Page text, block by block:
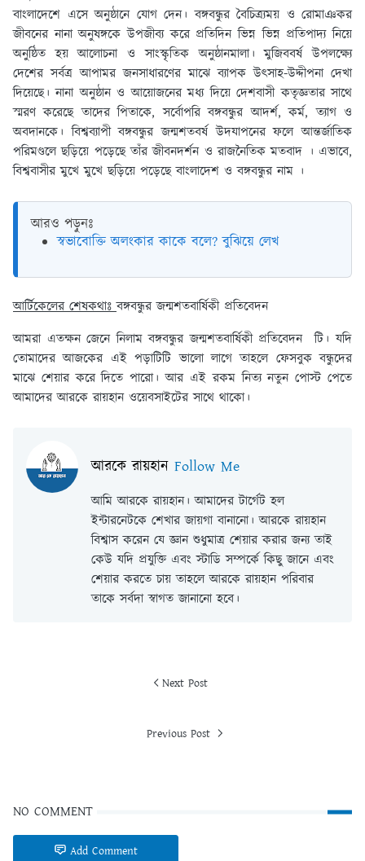
বাংলাদেশে এসে অনুষ্ঠানে যোগ দেন। বঙ্গবন্ধুর বৈচিত্র্যময় ও রোমাঞকর
জীবনের নানা অনুষঙ্গকে উপজীব্য করে প্রতিদিন ভিন্ন ভিন্ন প্রতিপাদ্য নিয়ে
অনুষ্ঠিত হয় আলোচনা ও সাংস্কৃতিক অনুষ্ঠানমালা। মুজিববর্ষ উপলক্ষ্যে
দেশের সর্বত্র আপামর জনসাধারণের মাঝে ব্যাপক উৎসাহ-উদ্দীপনা দেখা
দিয়েছে। নানা অনুষ্ঠান ও আয়োজনের মধ্য দিয়ে দেশবাসী কতৃজ্ঞতার সাথে
স্মরণ করেছে তাদের পিতাকে, সর্বোপরি বঙ্গবন্ধুর আদর্শ, কর্ম, ত্যাগ ও
অবদানকে। বিশ্বব্যাপী বঙ্গবন্ধুর জন্মশতবর্ষ উদযাপনের ফলে আন্তর্জাতিক
পরিমণ্ডলে ছড়িয়ে পড়েছে তাঁর জীবনদর্শন ও রাজনৈতিক মতবাদ । এভাবে,
বিশ্ববাসীর মুখে মুখে ছড়িয়ে পড়েছে বাংলাদেশ ও বঙ্গবন্ধুর নাম ।
আরও পড়ুনঃ
স্বভাবোক্তি অলংকার কাকে বলে? বুঝিয়ে লেখ
আর্টিকেলের শেষকথাঃবঙ্গবন্ধুর জন্মশতবার্ষিকী প্রতিবেদন
আমরা এতক্ষন জেনে নিলাম বঙ্গবন্ধুর জন্মশতবার্ষিকী প্রতিবেদন টি। যদি
তোমাদের আজকের এই পড়াটিটি ভালো লাগে তাহলে ফেসবুক বন্ধুদের
মাঝে শেয়ার করে দিতে পারো। আর এই রকম নিত্য নতুন পোস্ট পেতে
আমাদের আরকে রায়হান ওয়েবসাইটের সাথে থাকো।
আরকে রায়হান Follow Me
আমি আরকে রায়হান। আমাদের টার্গেট হল
ইন্টারনেটকে শেখার জায়গা বানানো। আরকে রায়হান
বিশ্বাস করেন যে জ্ঞান শুধুমাত্র শেয়ার করার জন্য তাই
কেউ যদি প্রযুক্তি এবং স্টাডি সম্পর্কে কিছু জানে এবং
শেয়ার করতে চায় তাহলে আরকে রায়হান পরিবার
তাকে সর্বদা স্বাগত জানানো হবে।
Next Post
Previous Post
NO COMMENT
Add Comment